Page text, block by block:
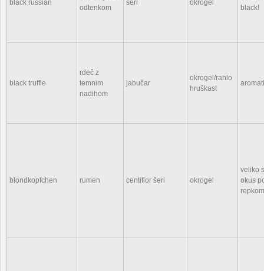
black russian
odtenkom
šeri okrogel
black!
black truffle
rdeč z
temnim
nadihom
jabučar
okrogel/rahlo
hruškast
blondkopfchen rumen centiflor šeri okrogel
veliko
okus
repkom